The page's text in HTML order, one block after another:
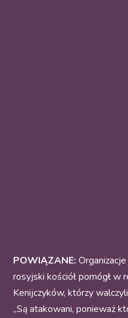
POWIĄZANE:
rosyjski kościół pomógł w
Kenijczyków, którzy
„Są atakowani, ponieważ